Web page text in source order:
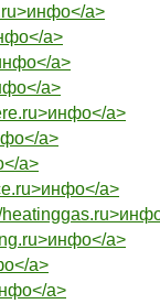
a>
a>
a>
a>
a>
a>
a>
a>
a>
a>
a>